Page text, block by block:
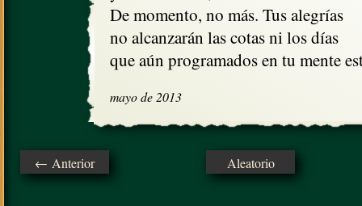
De momento, no más. Tus alegrías
no alcanzarán las cotas ni los días
que aún programados en tu mente
mayo de 2013
← Anterior Aleatorio